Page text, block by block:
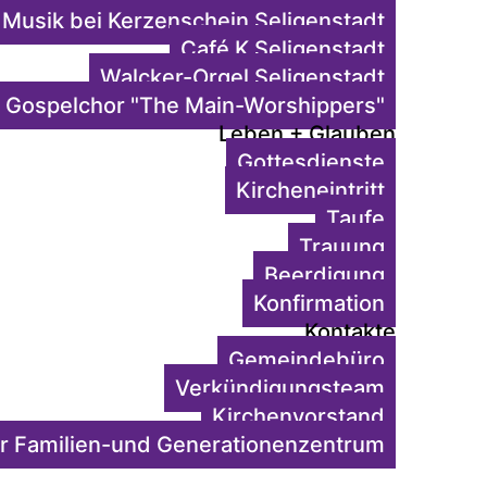
Musik bei Kerzenschein Seligenstadt
Café K Seligenstadt
Walcker-Orgel Seligenstadt
Gospelchor "The Main-Worshippers"
Leben + Glauben
Gottesdienste
Kircheneintritt
Taufe
Trauung
Beerdigung
Konfirmation
Kontakte
Gemeindebüro
Verkündigungsteam
Kirchenvorstand
Familien-und Generationenzentrum